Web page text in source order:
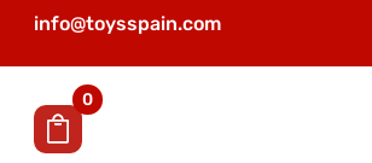
info@toysspain.com
0